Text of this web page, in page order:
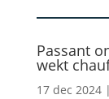
Passant
wekt
17 dec 2024|